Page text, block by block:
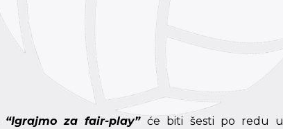
“Igrajmo za fair-play”će biti šesti po redu u